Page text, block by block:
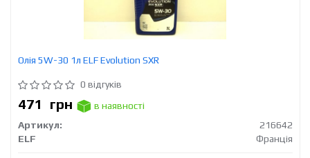
Олія 5W-30 1л ELF Evolution SXR
0 відгуків
471 грн
в наявності
Артикул:
216642
ELF
Франція